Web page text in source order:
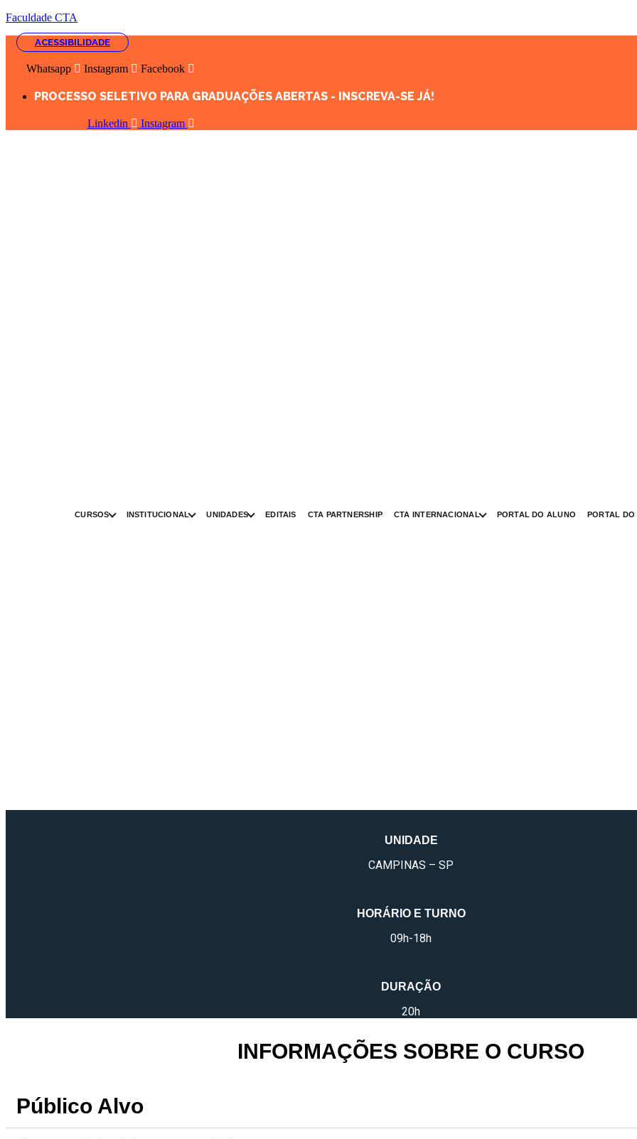
Faculdade CTA
ACESSIBILIDADE
Whatsapp Instagram Facebook
PROCESSO SELETIVO PARA GRADUAÇÕES ABERTAS - INSCREVA-SE JÁ!
Linkedin Instagram
CURSOS INSTITUCIONAL UNIDADES EDITAIS CTA PARTNERSHIP CTA INTERNACIONAL PORTAL DO ALUNO PORTAL DO
UNIDADE
CAMPINAS – SP
HORÁRIO E TURNO
09h-18h
DURAÇÃO
20h
INFORMAÇÕES SOBRE O CURSO
Público Alvo